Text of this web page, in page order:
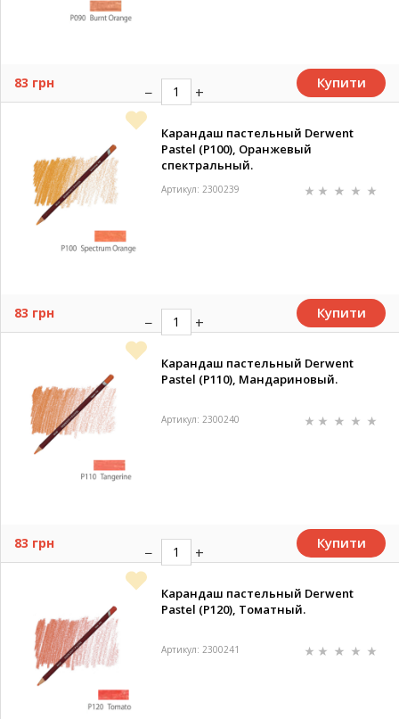
83 грн Купити
Карандаш пастельный Derwent
Pastel (P100), Оранжевый
спектральный.
Артикул: 2300239
83 грн Купити
Карандаш пастельный Derwent
Pastel (P110), Мандариновый.
Артикул: 2300240
83 грн Купити
Карандаш пастельный Derwent
Pastel (P120), Томатный.
Артикул: 2300241